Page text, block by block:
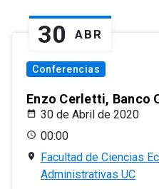
30 ABR
Conferencias
Enzo Cerletti, Banco
30 de Abril de 2020
00:00
Facultad de Ciencias
Administrativas UC